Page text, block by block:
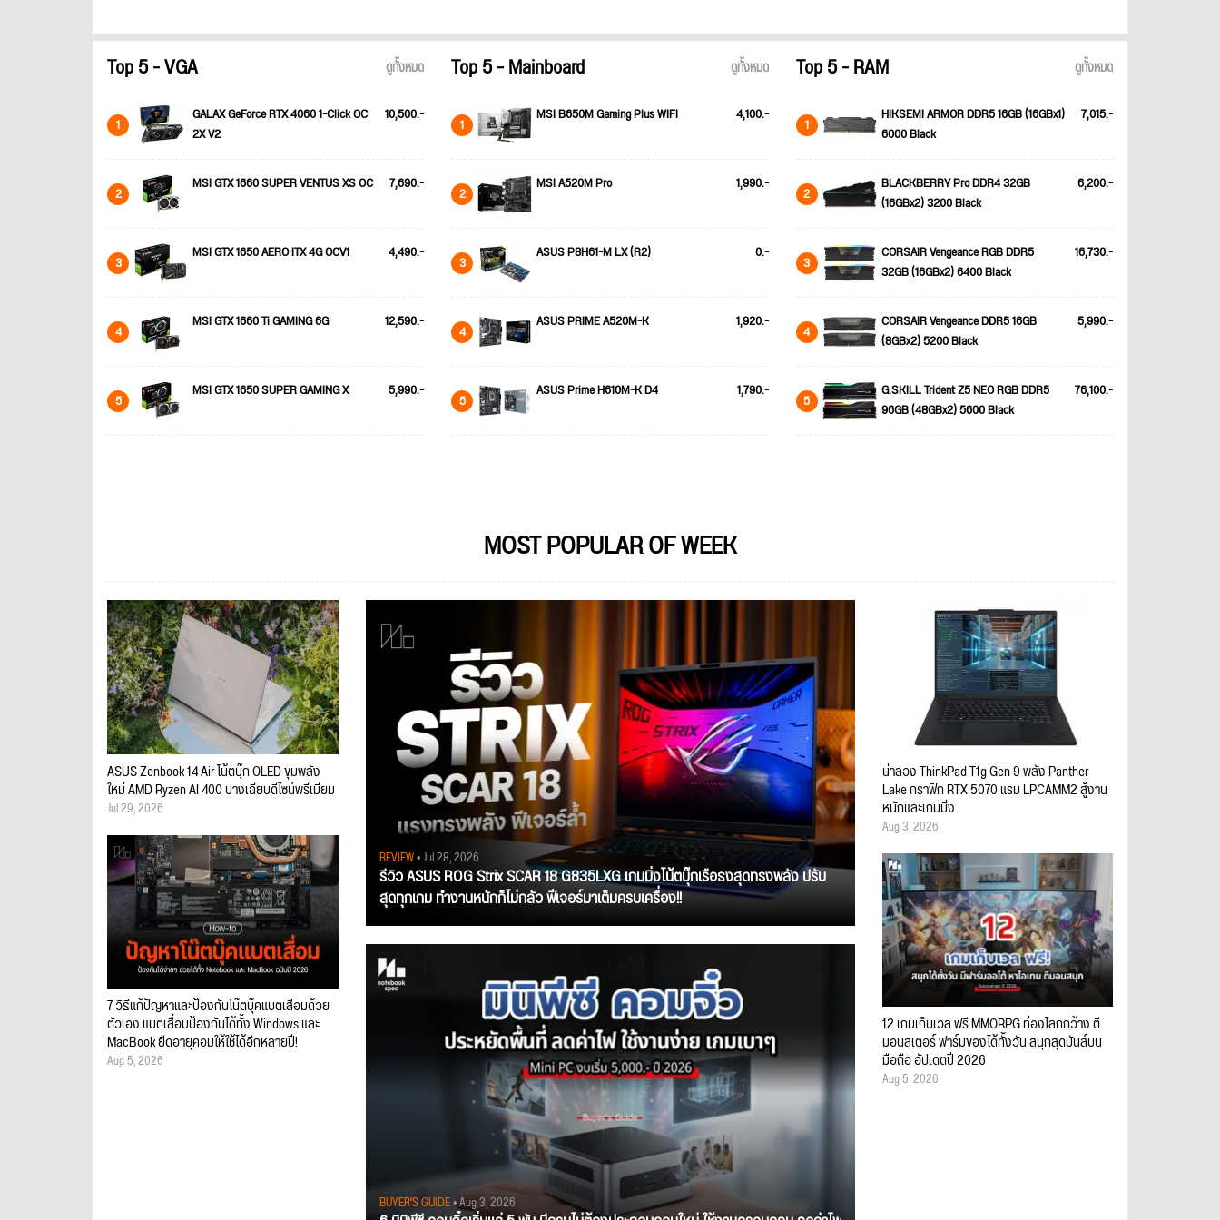
Top 5 - VGA ดูทั้งหมด
1
GALAX GeForce RTX 4060 1-Click OC
2X V2
10,500.-
2 MSI GTX 1660 SUPER VENTUS XS OC 7,690.-
3 MSI GTX 1650 AERO ITX 4G OCV1 4,490.-
4 MSI GTX 1660 Ti GAMING 6G 12,590.-
5 MSI GTX 1650 SUPER GAMING X 5,990.-
Top 5 - Mainboard ดูทั้งหมด
1 MSI B650M Gaming Plus WIFI 4,100.-
2 MSI A520M Pro 1,990.-
3 ASUS P8H61-M LX (R2) 0.-
4 ASUS PRIME A520M-K 1,920.-
5 ASUS Prime H610M-K D4 1,790.-
Top 5 - RAM ดูทั้งหมด
1
HIKSEMI ARMOR DDR5 16GB (16GBx1)
6000 Black
7,015.-
2
BLACKBERRY Pro DDR4 32GB
(16GBx2) 3200 Black
6,200.-
3
CORSAIR Vengeance RGB DDR5
32GB (16GBx2) 6400 Black
16,730.-
4
CORSAIR Vengeance DDR5 16GB
(8GBx2) 5200 Black
5,990.-
5
G.SKILL Trident Z5 NEO RGB DDR5
96GB (48GBx2) 5600 Black
76,100.-
MOST POPULAR OF WEEK
REVIEW• Jul 28, 2026
รีวิว ASUS ROG Strix SCAR 18 G835LXG เกมมิ่งโน้ตบุ๊กเรือธงสุดทรงพลัง ปรับ
สุดทุกเกม ทำงานหนักก็ไม่กลัว ฟีเจอร์มาเต็มครบเครื่อง!!
BUYER'S GUIDE• Aug 3, 2026
ASUS Zenbook 14 Air โน้ตบุ๊ก OLED ขุมพลัง
ใหม่ AMD Ryzen AI 400 บางเฉียบดีไซน์พรีเมียม
Jul 29, 2026
7 วิธีแก้ปัญหาและป้องกันโน๊ตบุ๊คแบตเสื่อมด้วย
ตัวเอง แบตเสื่อมป้องกันได้ทั้ง Windows และ
MacBook ยืดอายุคอมให้ใช้ได้อีกหลายปี!
Aug 5, 2026
น่าลอง ThinkPad T1g Gen 9 พลัง Panther
Lake กราฟิก RTX 5070 แรม LPCAMM2 สู้งาน
หนักและเกมมิ่ง
Aug 3, 2026
12 เกมเก็บเวล ฟรี MMORPG ท่องโลกกว้าง ตี
มอนสเตอร์ ฟาร์มของได้ทั้งวัน สนุกสุดมันส์บน
มือถือ อัปเดตปี 2026
Aug 5, 2026